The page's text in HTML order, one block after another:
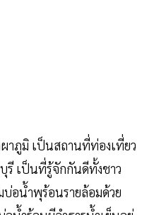
าภูมิ เป็นสถานที่ท่องเที่ยว
รี เป็นที่รู้จักกันดีทั้งชาว
บ่อน้ำพุร้อนรายล้อมด้วย